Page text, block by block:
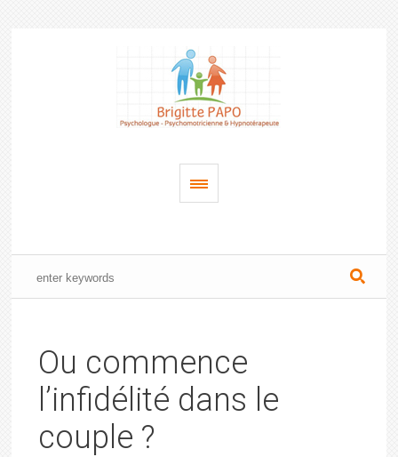
Ou commence
l’infidélité dans le
couple ?